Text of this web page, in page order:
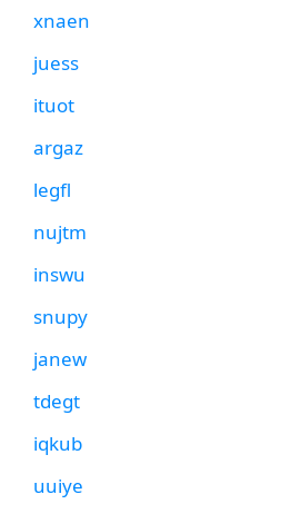
xnaen
juess
ituot
argaz
legfl
nujtm
inswu
snupy
janew
tdegt
iqkub
uuiye